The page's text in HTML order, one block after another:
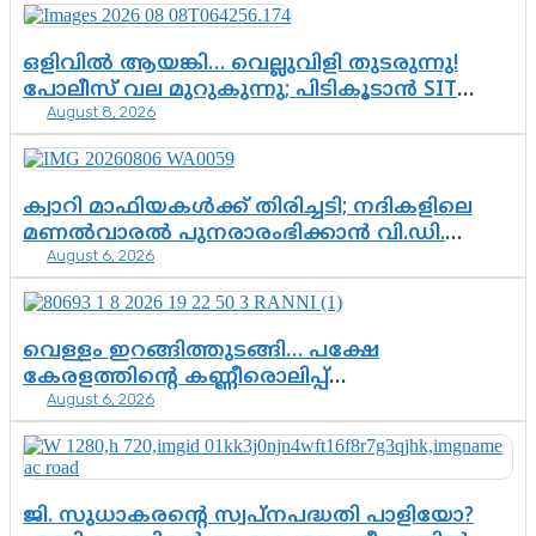
ഒളിവിൽ ആയങ്കി… വെല്ലുവിളി തുടരുന്നു!
പോലീസ് വല മുറുകുന്നു; പിടികൂടാൻ SIT
രംഗത്ത്. ഇനി ചോദ്യം ആയങ്കി എവിടെ
എന്നത് മാത്രം അല്ല—ആയങ്കി
കസ്റ്റഡിയിലായാൽ പുറത്തുവരുക
എന്തൊക്കെ വിവരങ്ങൾ?”
August 8, 2026
ക്വാറി മാഫിയകൾക്ക് തിരിച്ചടി; നദികളിലെ
മണൽവാരൽ പുനരാരംഭിക്കാൻ വി.ഡി.
സർക്കാർ തീരുമാനം
August 6, 2026
വെള്ളം ഇറങ്ങിത്തുടങ്ങി… പക്ഷേ
കേരളത്തിന്റെ കണ്ണീരൊലിപ്പ്
എന്നവസാനിക്കും?
August 6, 2026
ജി. സുധാകരന്റെ സ്വപ്നപദ്ധതി പാളിയോ?